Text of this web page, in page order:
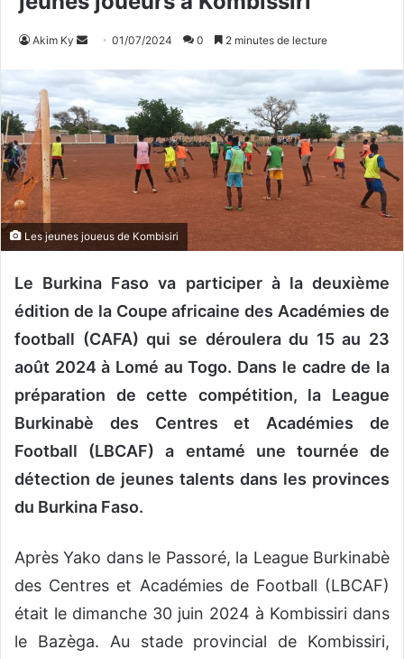
Akim Ky
o
y
e
c
u
r
i
e
01/07/2024 0 2 minutes de lecture
Les jeunes joueus de Kombisiri
Le Burkina Faso va participer à la deuxième
édition de la Coupe africaine des Académies de
football (CAFA) qui se déroulera du 15 au 23
août 2024 à Lomé au Togo. Dans le cadre de la
préparation de cette compétition, la League
Burkinabè des Centres et Académies de
Football (LBCAF) a entamé une tournée de
détection de jeunes talents dans les provinces
du Burkina Faso.
Après Yako dans le Passoré, la League Burkinabè
des Centres et Académies de Football (LBCAF)
était le dimanche 30 juin 2024 à Kombissiri dans
le Bazèga. Au stade provincial de Kombissiri,